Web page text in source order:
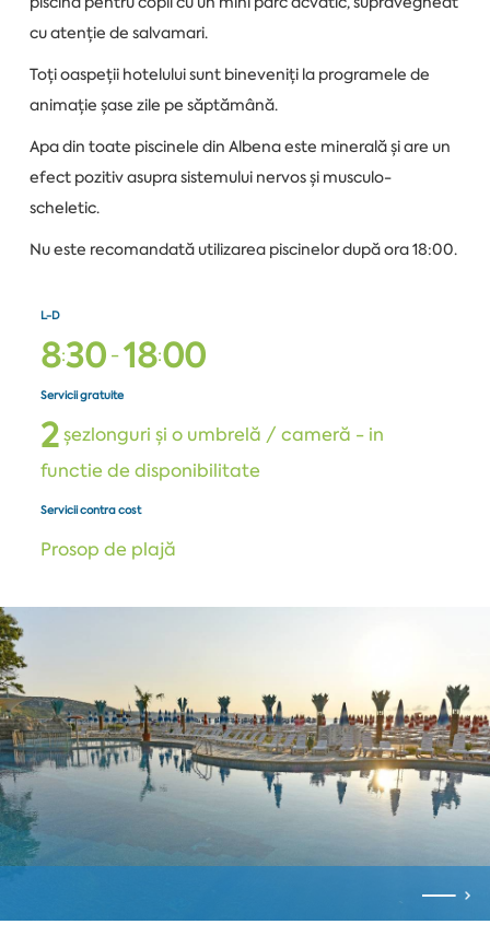
cu atenție de salvamari.
Toți oaspeții hotelului sunt bineveniți la programele de
animație șase zile pe săptămână.
Apa din toate piscinele din Albena este minerală și are un
efect pozitiv asupra sistemului nervos și musculo-
scheletic.
Nu este recomandată utilizarea piscinelor după ora 18:00.
L-D
8:30-18:00
Servicii gratuite
2șezlonguri și o umbrelă / cameră - in
functie de disponibilitate
Servicii contra cost
Prosop de plajă